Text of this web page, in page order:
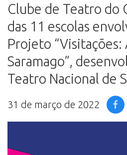
Clube de Teatro do
das 11 escolas
Projeto “Visitações:
Saramago”,
Teatro Nacional de
31 de março de 2022